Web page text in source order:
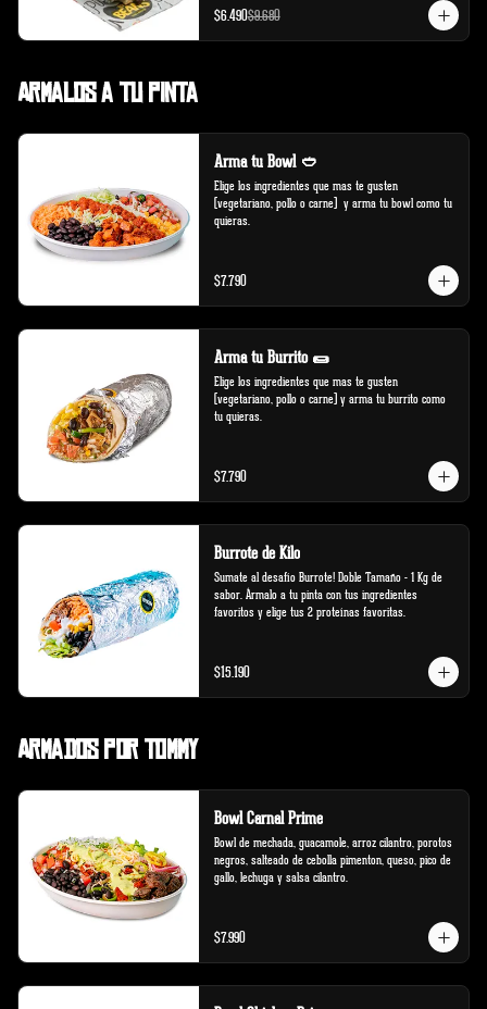
$6.490$9.680
Armalos a tu pinta
Arma tu Bowl 🥙
Elige los ingredientes que mas te gusten
(vegetariano, pollo o carne)  y arma tu bowl como tu
quieras.
$7.790
Arma tu Burrito 🌯
Elige los ingredientes que mas te gusten
(vegetariano, pollo o carne) y arma tu burrito como
tu quieras.
$7.790
Burrote de Kilo
Sumate al desafío Burrote! Doble Tamaño - 1 Kg de
sabor. Ármalo a tu pinta con tus ingredientes
favoritos y elige tus 2 proteínas favoritas.
$15.190
Armados por Tommy
Bowl Carnal Prime
Bowl de mechada, guacamole, arroz cilantro, porotos
negros, salteado de cebolla pimenton, queso, pico de
gallo, lechuga y salsa cilantro.
$7.990